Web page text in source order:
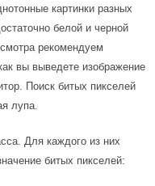
картинки разных
белой и черной
рекомендуем
вы выведете изображение
Поиск битых пикселей
лупа.
Для каждого из них
битых пикселей: